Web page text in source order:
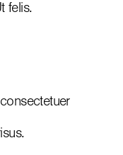
felis.